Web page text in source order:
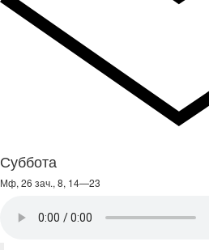
Суббота
Мф, 26 зач., 8, 14—23